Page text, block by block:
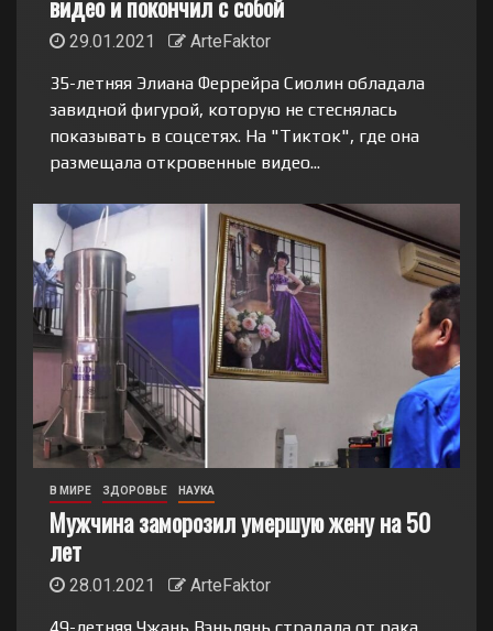
29.01.2021
ArteFaktor
35-летняя Элиана Феррейра Сиолин обладала
завидной фигурой, которую не стеснялась
показывать в соцсетях. На "Тикток", где она
размещала откровенные видео...
В МИРЕ ЗДОРОВЬЕ НАУКА
Мужчина заморозил умершую жену на 50
лет
28.01.2021
ArteFaktor